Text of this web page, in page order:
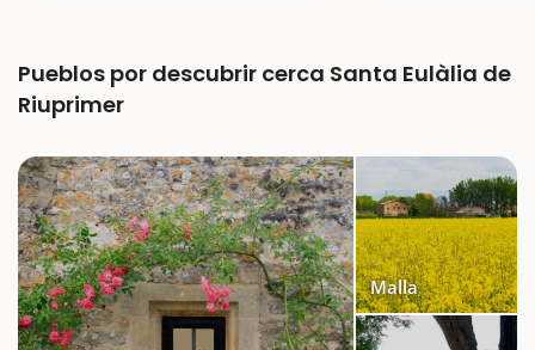
Pueblos por descubrir cerca Santa Eulàlia de
Riuprimer
Malla